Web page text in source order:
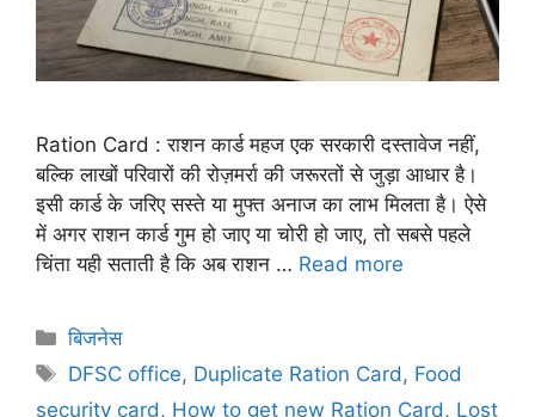
Ration Card : राशन कार्ड महज एक सरकारी दस्तावेज नहीं,
बल्कि लाखों परिवारों की रोज़मर्रा की जरूरतों से जुड़ा आधार है।
इसी कार्ड के जरिए सस्ते या मुफ्त अनाज का लाभ मिलता है। ऐसे
में अगर राशन कार्ड गुम हो जाए या चोरी हो जाए, तो सबसे पहले
चिंता यही सताती है कि अब राशन … Read more
बिजनेस
DFSC office, Duplicate Ration Card , Food
security card , How to get new Ration Card , Lost